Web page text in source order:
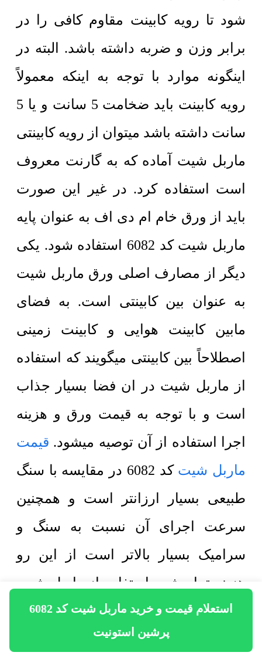
استعلام قیمت و خرید ماربل شیت کد 6082
پرشین استونیت
شود تا رویه کابینت مقاوم کافی را در
برابر وزن و ضربه داشته باشد. البته در
اینگونه موارد با توجه به اینکه معمولاً
رویه کابینت باید ضخامت 5 سانت و یا 5
سانت داشته باشد میتوان از رویه کابینتی
ماربل شیت آماده که به گارنت معروف
است استفاده کرد. در غیر این صورت
باید از ورق خام ام دی اف به عنوان پایه
ماربل شیت کد 6082 استفاده شود. یکی
دیگر از مصارف اصلی ورق ماربل شیت
به عنوان بین کابینتی است. به فضای
مابین کابینت هوایی و کابینت زمینی
اصطلاحاً بین کابینتی میگویند که استفاده
از ماربل شیت در ان فضا بسیار جذاب
است و با توجه به قیمت ورق و هزینه
اجرا استفاده از آن توصیه میشود. قیمت
ماربل شیت
کد 6082 در مقایسه با سنگ
طبیعی بسیار ارزانتر است و همچنین
سرعت اجرای آن نسبت به سنگ و
سرامیک بسیار بالاتر است از این رو
هزینه تمام شده استفاده از ماربل شیت
Marble Sheet در پروژه های ساختمانی
در مقایسه با سنگ کاری کاهش پیدا